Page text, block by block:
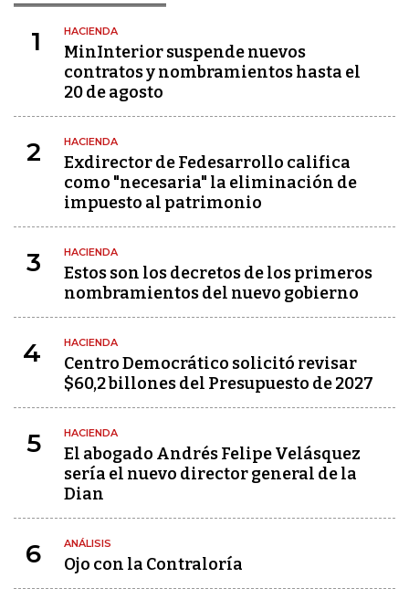
1 HACIENDA
MinInterior suspende nuevos
contratos y nombramientos hasta el
20 de agosto
2 HACIENDA
Exdirector de Fedesarrollo califica
como "necesaria" la eliminación de
impuesto al patrimonio
3 HACIENDA
Estos son los decretos de los primeros
nombramientos del nuevo gobierno
4 HACIENDA
Centro Democrático solicitó revisar
$60,2 billones del Presupuesto de 2027
5 HACIENDA
El abogado Andrés Felipe Velásquez
sería el nuevo director general de la
Dian
6 ANÁLISIS
Ojo con la Contraloría